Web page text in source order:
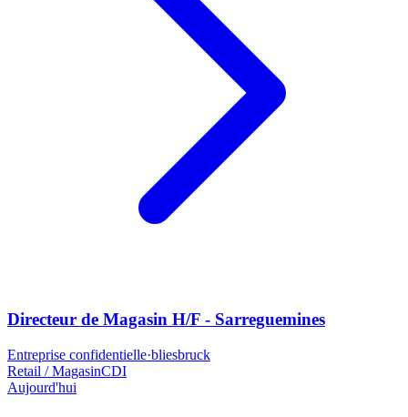
Directeur de Magasin H/F - Sarreguemines
Entreprise confidentielle·bliesbruck
Retail / MagasinCDI
Aujourd'hui